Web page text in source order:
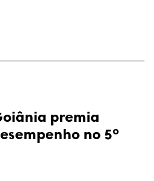
premia
no 5º